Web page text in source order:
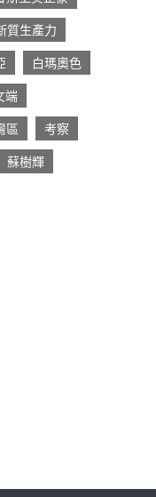
質生產力
白瑪奧色
端
區
考察
蘇樹輝